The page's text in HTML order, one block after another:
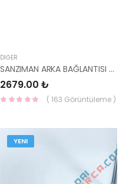
DIĞER
SANZIMAN ARKA BAĞLANTISI GETZ06- 43176-22690-HMC
2679.00 ₺
( 163 Görüntüleme )
YENI